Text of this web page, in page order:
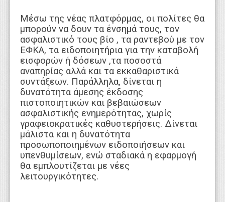
Μέσω της νέας πλατφόρμας, οι πολίτες θα
μπορούν να δουν τα ένσημά τους, τον
ασφαλιστικό τους βίο , τα ραντεβού με τον
ΕΦΚΑ, τα ειδοποιητήρια για την καταβολή
εισφορών ή δόσεων ,τα ποσοστά
αναπηρίας αλλά και τα εκκαθαριστικά
συντάξεων. Παράλληλα, δίνεται η
δυνατότητα άμεσης έκδοσης
πιστοποιητικών και βεβαιώσεων
ασφαλιστικής ενημερότητας, χωρίς
γραφειοκρατικές καθυστερήσεις. Δίνεται
μάλιστα και η δυνατότητα
προσωποποιημένων ειδοποιήσεων και
υπενθυμίσεων, ενώ σταδιακά η εφαρμογή
θα εμπλουτίζεται με νέες
λειτουργικότητες.